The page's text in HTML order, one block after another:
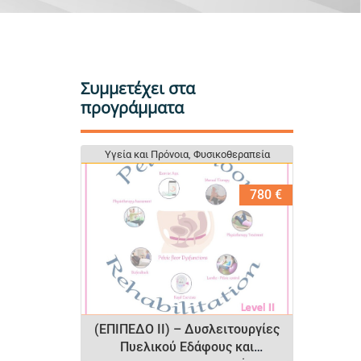
Συμμετέχει στα
προγράμματα
780 €
Υγεία και Πρόνοια, Φυσικοθεραπεία
Υγεία και Πρόνοια, Φυσικοθεραπεία
(ΕΠΙΠΕΔΟ II) – Δυσλειτουργίες
Πυελικού Εδάφους και